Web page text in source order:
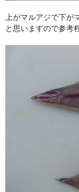
上がマルアジで下が
と思いますので参考